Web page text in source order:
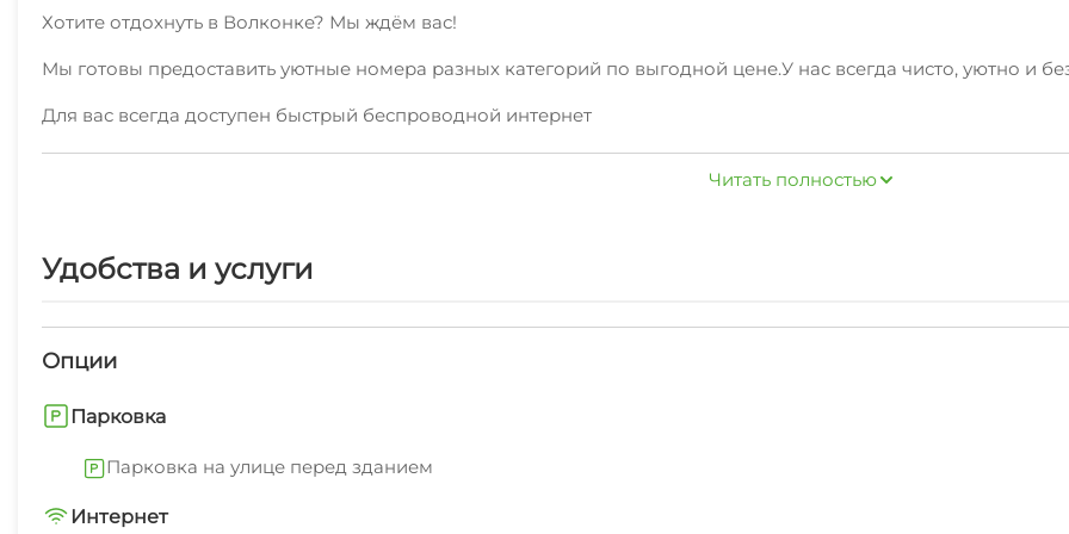
Хотите отдохнуть в Волконке? Мы ждём вас!
Мы готовы предоставить уютные номера разных категорий по выгодной цене.У нас всегда чисто, уютно и
Для вас всегда доступен быстрый беспроводной интернет
Мы с радостью и без посредников предоставляем жильцам дополнительныеуслуги: мангал/барбекю,
В шаговой доступности есть пляж галечный, набережная, центр, а также другие
наших гостей согласно многочисленным отзывам - и оптимальныйвыбор по цене/качеству!
Мы ждем вас круглый год!Для быстрой и удобной аренды обращайтесь по телефону.
Читать полностью
Удобства и услуги
Опции
Парковка
Парковка на улице перед зданием
Интернет